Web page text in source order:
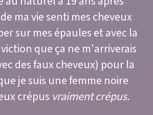
ma vie senti mes cheveux
sur mes épaules et avec la
que ça ne m'arriverais
des faux cheveux) pour la
je suis une femme noire
crépus vraiment crépus.